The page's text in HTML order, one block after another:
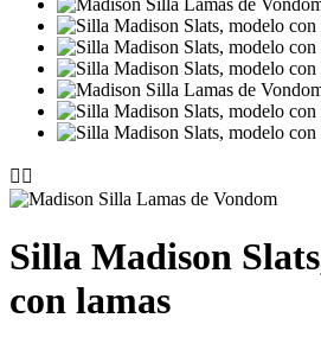
 
Silla Madison
con lamas